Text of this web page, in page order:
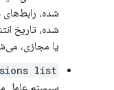
شده، تاریخ
یا مجازی،
list
سیستم عامل